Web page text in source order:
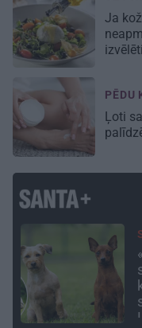
Ja
PĒDU
Ļoti